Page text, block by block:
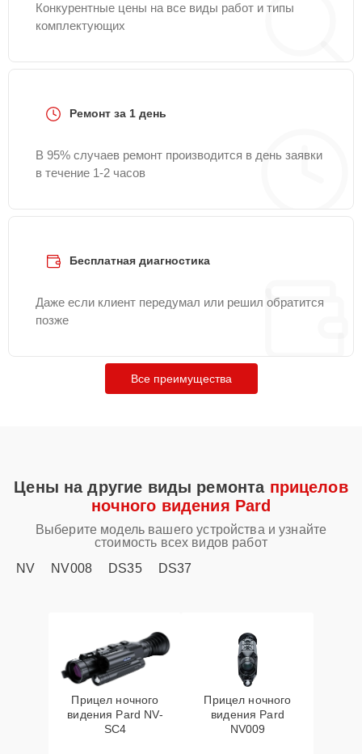
Конкурентные цены на все виды работ и типы
комплектующих
Ремонт за 1 день
В 95% случаев ремонт производится в день заявки
в течение 1-2 часов
Бесплатная диагностика
Даже если клиент передумал или решил обратится
позже
Все преимущества
Цены на другие виды ремонта прицелов
ночного видения Pard
Выберите модель вашего устройства и узнайте
стоимость всех видов работ
NV
NV008 DS35 DS37
Прицел ночного
видения Pard NV-
SC4
Прицел ночного
видения Pard
NV009